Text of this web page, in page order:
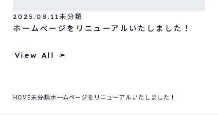
2025.08.11未分類
ホームページをリニューアルいたしました！
View All
HOME未分類ホームページをリニューアルいたしました！